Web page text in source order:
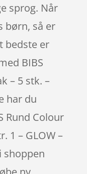
sprog. Når
børn, så er
bedste er
BIBS
– 5 stk. –
har du
Rund Colour
1 – GLOW –
shoppen